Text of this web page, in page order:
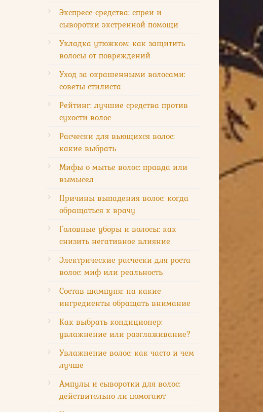
Экспресс-средства: спреи и
сыворотки экстренной помощи
Укладка утюжком: как защитить
волосы от повреждений
Уход за окрашенными волосами:
советы стилиста
Рейтинг: лучшие средства против
сухости волос
Расчески для вьющихся волос:
какие выбрать
Мифы о мытье волос: правда или
вымысел
Причины выпадения волос: когда
обращаться к врачу
Головные уборы и волосы: как
снизить негативное влияние
Электрические расчески для роста
волос: миф или реальность
Состав шампуня: на какие
ингредиенты обращать внимание
Как выбрать кондиционер:
увлажнение или разглаживание?
Увлажнение волос: как часто и чем
лучше
Ампулы и сыворотки для волос:
действительно ли помогают